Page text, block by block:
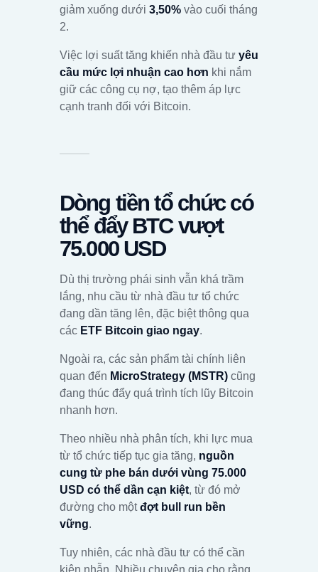
giảm xuống dưới 3,50% vào cuối tháng
2.
Việc lợi suất tăng khiến nhà đầu tư yêu
cầu mức lợi nhuận cao hơn khi nắm
giữ các công cụ nợ, tạo thêm áp lực
cạnh tranh đối với Bitcoin.
Dòng tiền tổ chức có
thể đẩy BTC vượt
75.000 USD
Dù thị trường phái sinh vẫn khá trầm
lắng, nhu cầu từ nhà đầu tư tổ chức
đang dần tăng lên, đặc biệt thông qua
các ETF Bitcoin giao ngay.
Ngoài ra, các sản phẩm tài chính liên
quan đến MicroStrategy (MSTR) cũng
đang thúc đẩy quá trình tích lũy Bitcoin
nhanh hơn.
Theo nhiều nhà phân tích, khi lực mua
từ tổ chức tiếp tục gia tăng, nguồn
cung từ phe bán dưới vùng 75.000
USD có thể dần cạn kiệt, từ đó mở
đường cho mộtđợt bull run bền
vững.
Tuy nhiên, các nhà đầu tư có thể cần